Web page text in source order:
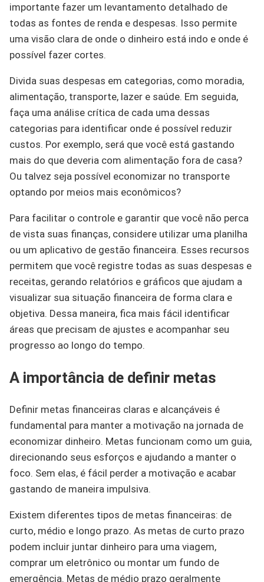
importante fazer um levantamento detalhado de
todas as fontes de renda e despesas. Isso permite
uma visão clara de onde o dinheiro está indo e onde é
possível fazer cortes.
Divida suas despesas em categorias, como moradia,
alimentação, transporte, lazer e saúde. Em seguida,
faça uma análise crítica de cada uma dessas
categorias para identificar onde é possível reduzir
custos. Por exemplo, será que você está gastando
mais do que deveria com alimentação fora de casa?
Ou talvez seja possível economizar no transporte
optando por meios mais econômicos?
Para facilitar o controle e garantir que você não perca
de vista suas finanças, considere utilizar uma planilha
ou um aplicativo de gestão financeira. Esses recursos
permitem que você registre todas as suas despesas e
receitas, gerando relatórios e gráficos que ajudam a
visualizar sua situação financeira de forma clara e
objetiva. Dessa maneira, fica mais fácil identificar
áreas que precisam de ajustes e acompanhar seu
progresso ao longo do tempo.
A importância de definir metas
Definir metas financeiras claras e alcançáveis é
fundamental para manter a motivação na jornada de
economizar dinheiro. Metas funcionam como um guia,
direcionando seus esforços e ajudando a manter o
foco. Sem elas, é fácil perder a motivação e acabar
gastando de maneira impulsiva.
Existem diferentes tipos de metas financeiras: de
curto, médio e longo prazo. As metas de curto prazo
podem incluir juntar dinheiro para uma viagem,
comprar um eletrônico ou montar um fundo de
emergência. Metas de médio prazo geralmente